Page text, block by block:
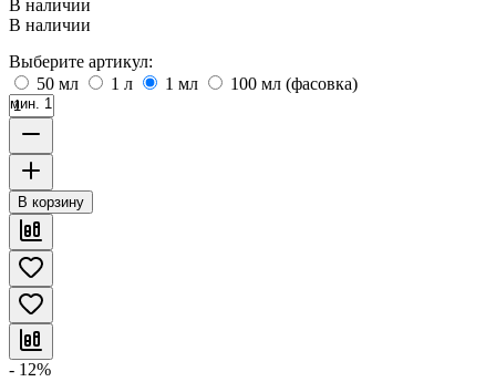
В наличии
В наличии
Выберите артикул:
50 мл
1 л 1 мл 100 мл (фасовка)
мин. 1
В корзину
- 12%